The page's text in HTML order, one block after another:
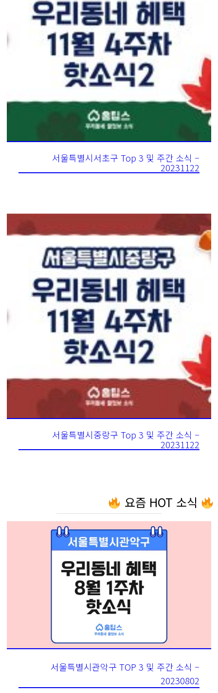
서울특별시서초구 Top 3 및 주간 소식 –
20231122
서울특별시중랑구 Top 3 및 주간 소식 –
20231122
요즘 HOT 소식
서울특별시관악구 TOP 3 및 주간 소식 –
20230802